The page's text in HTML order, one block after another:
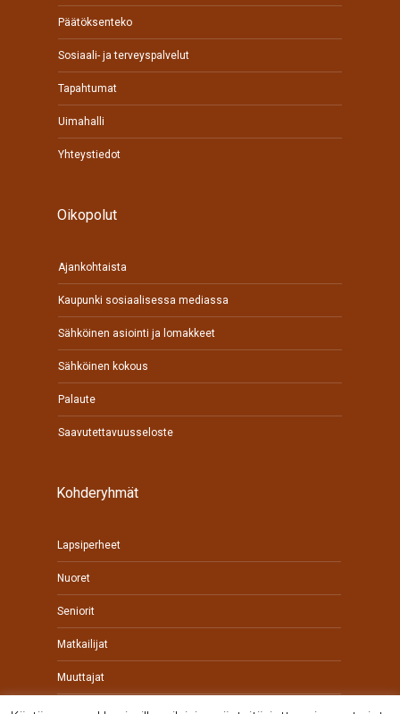
Päätöksenteko
Sosiaali- ja terveyspalvelut
Tapahtumat
Uimahalli
Yhteystiedot
Oikopolut
Ajankohtaista
Kaupunki sosiaalisessa mediassa
Sähköinen asiointi ja lomakkeet
Sähköinen kokous
Palaute
Saavutettavuusseloste
Kohderyhmät
Lapsiperheet
Nuoret
Seniorit
Matkailijat
Muuttajat